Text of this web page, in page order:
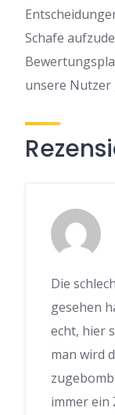
Schafe
unsere Nutzer
Die
gesehen
echt, hier
man wird
immer ein